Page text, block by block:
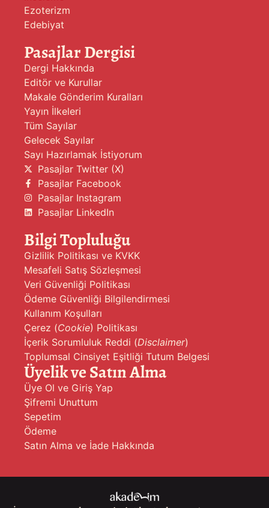
Ezoterizm
Edebiyat
Pasajlar Dergisi
Dergi Hakkında
Editör ve Kurullar
Makale Gönderim Kuralları
Yayın İlkeleri
Tüm Sayılar
Gelecek Sayılar
Sayı Hazırlamak İstiyorum
Pasajlar Twitter (X)
Pasajlar Facebook
Pasajlar Instagram
Pasajlar LinkedIn
Bilgi Topluluğu
Gizlilik Politikası ve KVKK
Mesafeli Satış Sözleşmesi
Veri Güvenliği Politikası
Ödeme Güvenliği Bilgilendirmesi
Kullanım Koşulları
Çerez (Cookie) Politikası
İçerik Sorumluluk Reddi (Disclaimer)
Toplumsal Cinsiyet Eşitliği Tutum Belgesi
Üyelik ve Satın Alma
Üye Ol ve Giriş Yap
Şifremi Unuttum
Sepetim
Ödeme
Satın Alma ve İade Hakkında